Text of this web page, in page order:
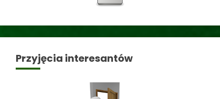
Przyjęcia interesantów